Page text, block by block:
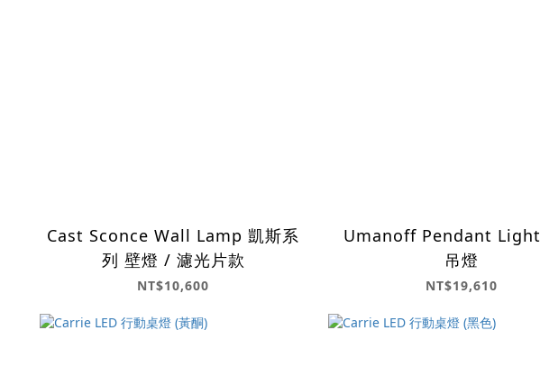
Cast Sconce Wall Lamp 凱斯系
列 壁燈 / 濾光片款
NT$10,600
Umanoff Pendant Light 黃銅
吊燈
NT$19,610